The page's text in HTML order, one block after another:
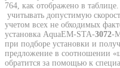
764, как отображено в
учитывать допустимую
учетом всех не обходимых
установка AquaEM-STA-3072-
при подборе установки и
предложение в соотношении
обратится за помощью к